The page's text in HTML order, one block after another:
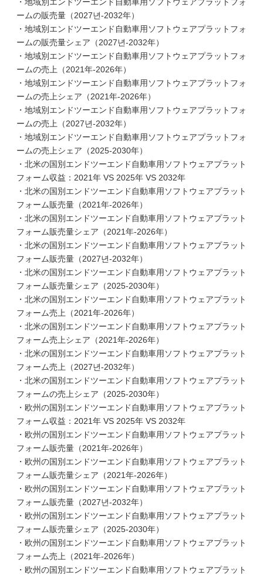
ームの販売量（2027년-2032年）
・地域別エンドツーエンド自動車用ソフトウェアプラットフォ
ームの販売量シェア（2027년-2032年）
・地域別エンドツーエンド自動車用ソフトウェアプラットフォ
ームの売上（2021年-2026年）
・地域別エンドツーエンド自動車用ソフトウェアプラットフォ
ームの売上シェア（2021年-2026年）
・地域別エンドツーエンド自動車用ソフトウェアプラットフォ
ームの売上（2027년-2032年）
・地域別エンドツーエンド自動車用ソフトウェアプラットフォ
ームの売上シェア（2025-2030年）
・北米の国別エンドツーエンド自動車用ソフトウェアプラット
フォーム収益：2021年 VS 2025年 VS 2032年
・北米の国別エンドツーエンド自動車用ソフトウェアプラット
フォーム販売量（2021年-2026年）
・北米の国別エンドツーエンド自動車用ソフトウェアプラット
フォーム販売量シェア（2021年-2026年）
・北米の国別エンドツーエンド自動車用ソフトウェアプラット
フォーム販売量（2027년-2032年）
・北米の国別エンドツーエンド自動車用ソフトウェアプラット
フォーム販売量シェア（2025-2030年）
・北米の国別エンドツーエンド自動車用ソフトウェアプラット
フォーム売上（2021年-2026年）
・北米の国別エンドツーエンド自動車用ソフトウェアプラット
フォーム売上シェア（2021年-2026年）
・北米の国別エンドツーエンド自動車用ソフトウェアプラット
フォーム売上（2027년-2032年）
・北米の国別エンドツーエンド自動車用ソフトウェアプラット
フォームの売上シェア（2025-2030年）
・欧州の国別エンドツーエンド自動車用ソフトウェアプラット
フォーム収益：2021年 VS 2025年 VS 2032年
・欧州の国別エンドツーエンド自動車用ソフトウェアプラット
フォーム販売量（2021年-2026年）
・欧州の国別エンドツーエンド自動車用ソフトウェアプラット
フォーム販売量シェア（2021年-2026年）
・欧州の国別エンドツーエンド自動車用ソフトウェアプラット
フォーム販売量（2027년-2032年）
・欧州の国別エンドツーエンド自動車用ソフトウェアプラット
フォーム販売量シェア（2025-2030年）
・欧州の国別エンドツーエンド自動車用ソフトウェアプラット
フォーム売上（2021年-2026年）
・欧州の国別エンドツーエンド自動車用ソフトウェアプラット